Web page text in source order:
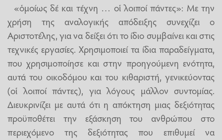
«ὁμοίως δέ και τέχνη … οἱ λοιποί πάντες»: Με την
χρήση της αναλογικής απόδειξης συνεχίζει ο
Αριστοτέλης, για να δείξει ότι το ίδιο συμβαίνει και στις
τεχνικές εργασίες. Χρησιμοποιεί τα ίδια παραδείγματα,
που χρησιμοποίησε και στην προηγούμενη ενότητα,
αυτά του οικοδόμου και του κιθαριστή, γενικεύοντας
(οἱ λοιποί πάντες), για λόγους μάλλον συντομίας.
Διευκρινίζει με αυτά ότι η απόκτηση μιας δεξιότητας
προϋποθέτει την εξάσκηση του ανθρώπου στο
περιεχόμενο της δεξιότητας που επιθυμεί να